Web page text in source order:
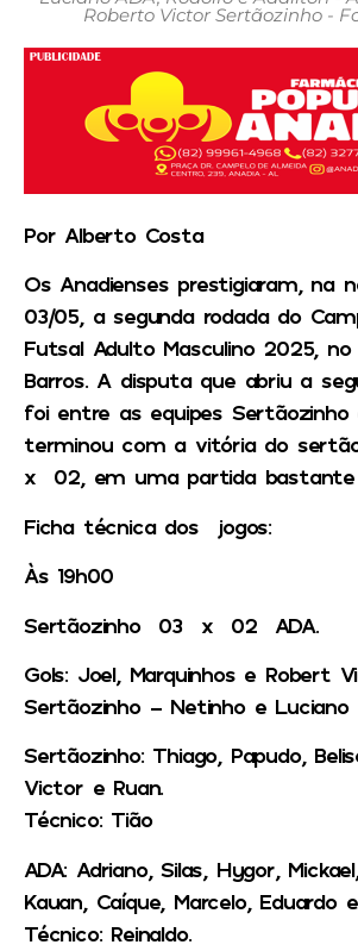
Roberto Victor Sertãozinho -
Por Alberto Costa
Os Anadienses prestigiaram, na
03/05, a segunda rodada do
Futsal Adulto Masculino 2025, no
Barros. A disputa que abriu a
foi entre as equipes Sertãozinho
terminou com a vitória do
x 02, em uma partida bastante
Ficha técnica dos jogos:
Às 19h00
Sertãozinho 03 x 02 ADA.
Gols: Joel, Marquinhos e Robert
Sertãozinho – Netinho e Luciano
Sertãozinho: Thiago, Papudo,
Victor e Ruan.
Técnico: Tião
ADA: Adriano, Silas, Hygor,
Kauan, Caíque, Marcelo, Eduardo
Técnico: Reinaldo.